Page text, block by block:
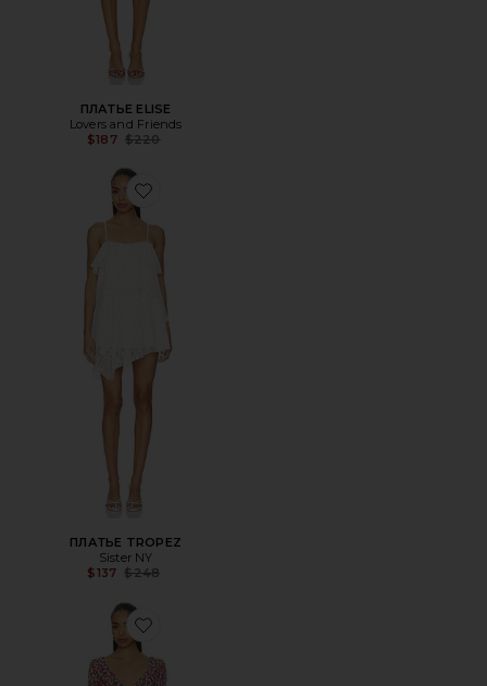
ПЛАТЬЕ ELISE
Lovers and Friends
$187 Previous price:
$220
Favorite ПЛАТЬЕ TROPEZ
ПЛАТЬЕ TROPEZ
Sister NY
$137 Previous price:
$248
Favorite ПЛАТЬЕ SHELLONA